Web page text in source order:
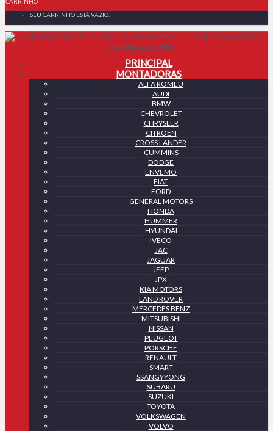
SEU CARRINHO ESTÁ VAZIO.
PRINCIPAL
MONTADORAS
ALFA ROMEU
AUDI
BMW
CHEVROLET
CHRYSLER
CITROEN
CROSS LANDER
CUMMINS
DODGE
ENVEMO
FIAT
FORD
GENERAL MOTORS
HONDA
HUMMER
HYUNDAI
IVECO
JAC
JAGUAR
JEEP
JPX
KIA MOTORS
LAND ROVER
MERCEDES BENZ
MITSUBISHI
NISSAN
PEUGEOT
PORSCHE
RENAULT
SMART
SSANGYYONG
SUBARU
SUZUKI
TOYOTA
VOLKSWAGEN
VOLVO